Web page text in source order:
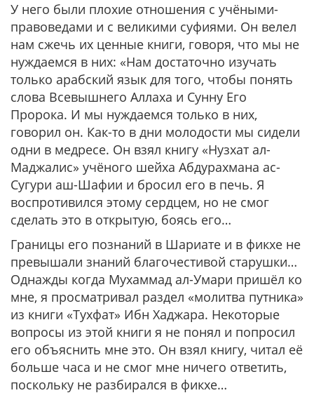
У него были плохие отношения с учёными-
правоведами и с великими суфиями. Он велел
нам сжечь их ценные книги, говоря, что мы не
нуждаемся в них: «Нам достаточно изучать
только арабский язык для того, чтобы понять
слова Всевышнего Аллаха и Сунну Его
Пророка. И мы нуждаемся только в них,
говорил он. Как-то в дни молодости мы сидели
одни в медресе. Он взял книгу «Нузхат ал-
Маджалис» учёного шейха Абдурахмана ас-
Сугури аш-Шафии и бросил его в печь. Я
воспротивился этому сердцем, но не смог
сделать это в открытую, боясь его…
Границы его познаний в Шариате и в фикхе не
превышали знаний благочестивой старушки…
Однажды когда Мухаммад ал-Умари пришёл ко
мне, я просматривал раздел «молитва путника»
из книги «Тухфат» Ибн Хаджара. Некоторые
вопросы из этой книги я не понял и попросил
его объяснить мне это. Он взял книгу, читал её
больше часа и не смог мне ничего ответить,
поскольку не разбирался в фикхе…